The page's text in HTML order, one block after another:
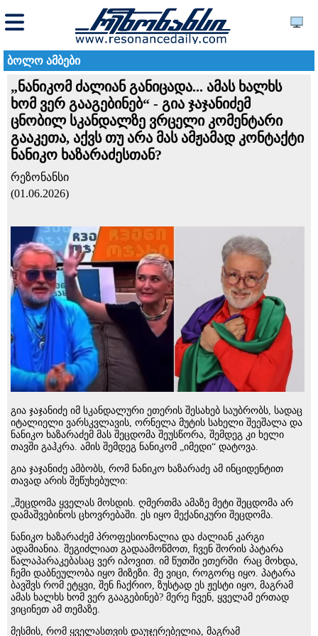
ბოლო ამბები
„ნანიკომ ძალიან განიცადა... ამას ხალხს
ხომ ვერ გააგებინებ“ - გია ჯაჯანიძემ
ცნობილ სკანდალზე ვრცელი კომენტარი
გააკეთა, აქვს თუ არა მას ამჟამად კონტაქტი
ნანიკო ხაზარაძესთან?
რეზონანსი
(01.06.2026)
გია ჯაჯანიძე იმ სკანდალური ეთერის შესახებ საუბრობს, სადაც
იტალიელი ვარსკვლავის, ორნელა მუტის სახელი შეეშალა და
ნანიკო ხაზარაძემ მას შეცდომა შეუსწორა, შემდეგ კი ხელი
თავში გაჰკრა. ამის შემდეგ ნანიკომ „იმედი“ დატოვა.
გია ჯაჯანიძე ამბობს, რომ ნანიკო ხაზარაძე ამ ინციდენტით
თავად არის შეწუხებული:
„შეცდომა ყველას მოსდის. ღმერთმა ამაზე მეტი შეცდომა არ
დამაშვებინოს ცხოვრებაში. ეს იყო მექანიკური შეცდომა.
ნანიკო ხაზარაძემ პროფესიონალია და ძალიან კარგი
ადამიანია. შეგიძლიათ გადაამოწმოთ, ჩვენ შორის პატარა
წალაპარაკებასაც ვერ იპოვით. იმ წუთში ეთერში რაც მოხდა,
ჩემი დაბნეულობა იყო მიზეზი. მე ვიცი, როგორც იყო. პატარა
ბავშვს რომ ეტყვი, შენ ჩაქრიო, ზუსტად ეს ჟესტი იყო, მაგრამ
ამას ხალხს ხომ ვერ გააგებინებ? მერე ჩვენ, ყველამ ერთად
ვიცინეთ ამ თემაზე.
მესმის, რომ ყველასთვის დაუჯერებელია, მაგრამ